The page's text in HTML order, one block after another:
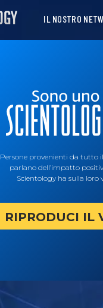
IL NOSTRO
Persone provenienti da tutto
parlano dell’impatto
Scientology ha sulla loro
RIPRODUCI IL